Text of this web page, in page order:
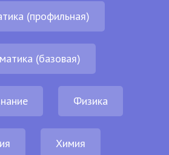
(профильная)
(базовая)
Физика
Химия